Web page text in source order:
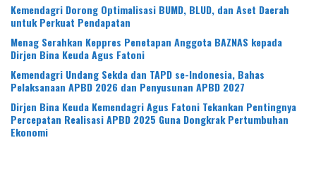
Kemendagri Dorong Optimalisasi BUMD, BLUD, dan Aset Daerah
untuk Perkuat Pendapatan
Menag Serahkan Keppres Penetapan Anggota BAZNAS kepada
Dirjen Bina Keuda Agus Fatoni
Kemendagri Undang Sekda dan TAPD se-Indonesia, Bahas
Pelaksanaan APBD 2026 dan Penyusunan APBD 2027
Dirjen Bina Keuda Kemendagri Agus Fatoni Tekankan Pentingnya
Percepatan Realisasi APBD 2025 Guna Dongkrak Pertumbuhan
Ekonomi